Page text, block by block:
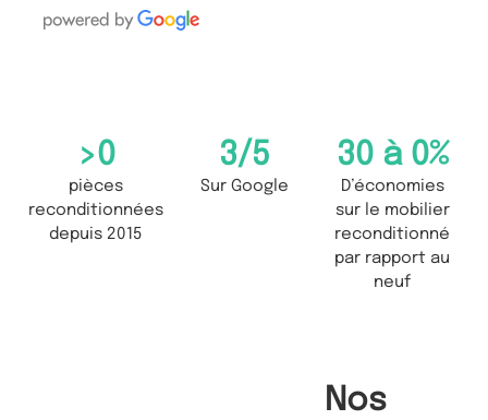
pièces
reconditionnées
depuis 2015
>0
Sur Google
3/5
D’économies
sur le mobilier
reconditionné
par rapport au
neuf
30 à 0%
Nos